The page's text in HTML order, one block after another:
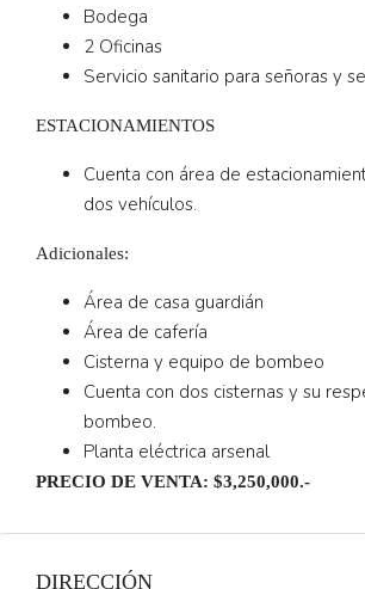
Bodega
2 Oficinas
Servicio sanitario para señoras y
ESTACIONAMIENTOS
Cuenta con área de
dos vehículos.
Adicionales:
Área de casa guardián
Área de cafería
Cisterna y equipo de bombeo
Cuenta con dos cisternas y su
bombeo.
Planta eléctrica arsenal
PRECIO DE VENTA: $3,250,000.-
DIRECCIÓN